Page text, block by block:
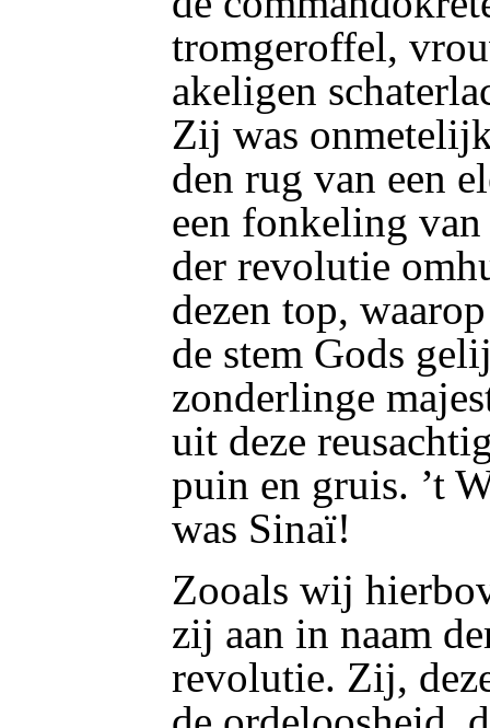
tromgeroffel,
akeligen
Zij was
den rug van een
een fonkeling
der revolutie
dezen top,
de stem Gods
zonderlinge
uit deze
puin en gruis. ’t
was Sinaï!
Zooals wij
zij aan in naam
revolutie. Zij,